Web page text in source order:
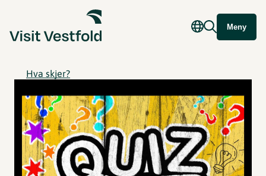
Meny
Hva skjer?